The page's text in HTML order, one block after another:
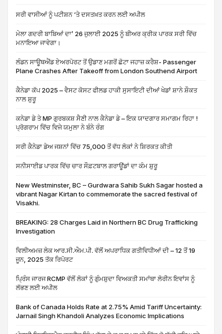
ਸਰੀ ਵਾਸੀਆਂ ਨੂੰ ਪਟੀਸ਼ਨ ‘ਤੇ ਦਸਤਖ਼ਤ ਕਰਨ ਲਈ ਅਪੀਲ
ਮੇਲਾ ਗਦਰੀ ਬਾਬਿਆਂ ਦਾ’ 26 ਜੁਲਾਈ 2025 ਨੂੰ ਬੀਅਰ ਕ੍ਰੀਕ ਪਾਰਕ ਸਰੀ ਵਿੱਚ
ਮਨਾਇਆ ਜਾਵੇਗਾ।
ਲੰਡਨ ਸਾਊਥਐਂਡ ਏਅਰਪੋਰਟ ਤੋਂ ਉਡਾਣ ਮਗਰੋਂ ਛੋਟਾ ਜਹਾਜ਼ ਕਰੈਸ਼- Passenger
Plane Crashes After Takeoff from London Southend Airport
ਕੈਨੇਡਾ ਕੱਪ 2025 – ਵੈਸਟ ਕੋਸਟ ਫੀਲਡ ਹਾਕੀ ਸੁਸਾਇਟੀ ਦੀਆਂ ਖੇਡਾਂ ਸ਼ਾਨੇ ਸ਼ੌਕਤ
ਨਾਲ ਸ਼ੁਰੂ
ਕਨੇਡਾ ਡੇ ਤੇ MP ਗੁਰਬਕਸ਼ ਸੈਣੀ ਨਾਲ ਕੈਨੇਡਾ ਡੇ – ਇਕ ਯਾਦਗਾਰ ਸਮਾਗਮ ਰਿਹਾ !
ਪ੍ਰੋਗਰਾਮ ਵਿੱਚ ਵਿਜੇ ਯਮੁਲਾ ਨੇ ਬੰਨੇ ਰੰਗ
ਸਰੀ ਕੈਨੇਡਾ ਡੇਅ ਜਸ਼ਨਾਂ ਵਿੱਚ 75,000 ਤੋਂ ਵੱਧ ਲੋਕਾਂ ਨੇ ਸ਼ਿਰਕਤ ਕੀਤੀ
ਸਨੀਸਾਈਡ ਪਾਰਕ ਵਿੱਚ ਚਾਰ ਸੌਫ਼ਟਬਾਲ ਗਰਾਊਂਡਾਂ ਦਾ ਕੰਮ ਸ਼ੁਰੂ
New Westminster, BC – Gurdwara Sahib Sukh Sagar hosted a
vibrant Nagar Kirtan to commemorate the sacred festival of
Visakhi.
BREAKING: 28 Charges Laid in Northern BC Drug Trafficking
Investigation
ਵਿਲੀਅਮਜ਼ ਲੇਕ ਆਰ.ਸੀ.ਐਮ.ਪੀ. ਵੱਲੋਂ ਅਪਰਾਧਿਕ ਗਤੀਵਿਧੀਆਂ ਦੀ – 12 ਤੋਂ 19
ਜੂਨ, 2025 ਤੱਕ ਰਿਪੋਰਟ
ਪ੍ਰਿੰਸ ਜਾਰਜ RCMP ਵੱਲੋਂ ਲੋਕਾਂ ਨੂੰ ਗੁੰਮਸ਼ੁਦਾ ਵਿਅਕਤੀ ਸਮਾਂਥਾ ਲੋਰੀਨ ਇਵਾਂਸ ਨੂੰ
ਲੱਭਣ ਲਈ ਅਪੀਲ
Bank of Canada Holds Rate at 2.75% Amid Tariff Uncertainty:
Jarnail Singh Khandoli Analyzes Economic Implications